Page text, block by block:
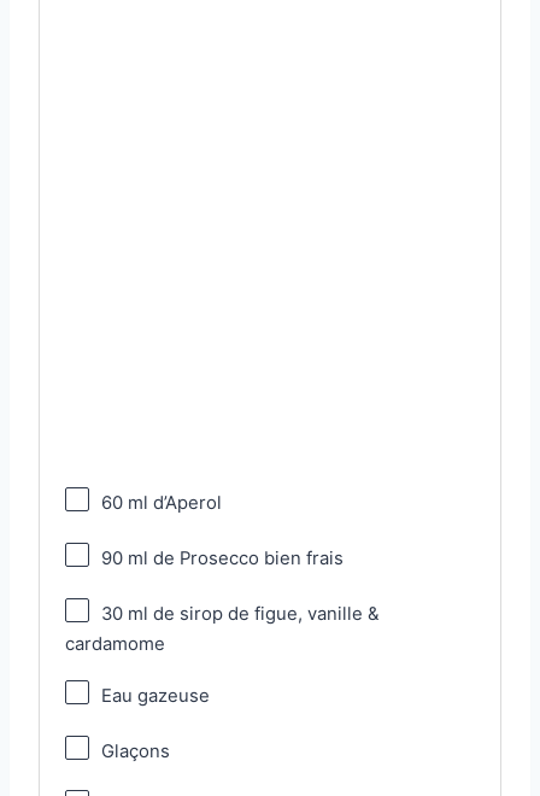
60 ml d’Aperol
90 ml de Prosecco bien frais
30 ml de sirop de figue, vanille &
cardamome
Eau gazeuse
Glaçons